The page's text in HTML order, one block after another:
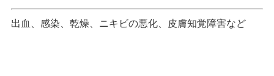
出血、感染、乾燥、ニキビの悪化、皮膚知覚障害など